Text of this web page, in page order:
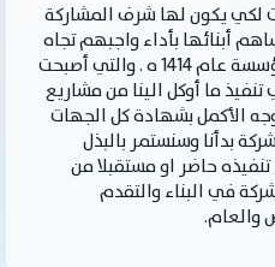
لكي يكون لها شرف المشاركة
أبنائها بأداء واجبهم تجاه
وطنهم. ومنذ تأسيس هذه المؤسسة عام 1414 ه . والتي أصبحت
ما أوكل الينا من مشاريع
الأكمل بشهادة كل الجهات
بدأنا وسنستمر بالبذل
حاضر او مستقبلا من
في البناء والتقدم
والعام.